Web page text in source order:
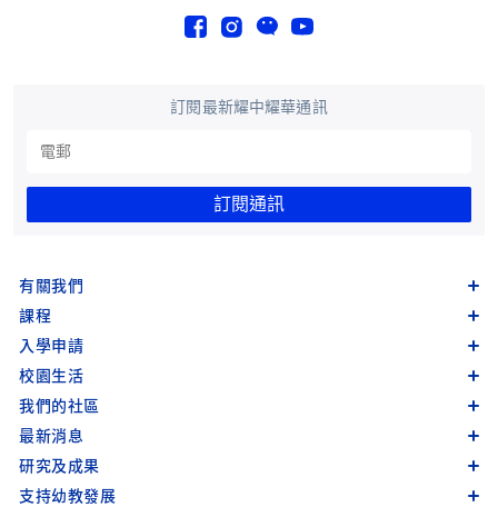
訂閱最新耀中耀華通訊
訂閱通訊
有關我們
課程
入學申請
校園生活
我們的社區
最新消息
研究及成果
支持幼教發展